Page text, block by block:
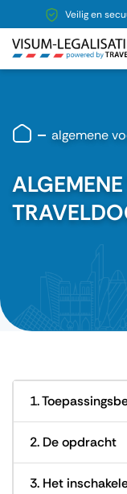
Veilig en
algemene
1.
2. De opdracht
3. Het